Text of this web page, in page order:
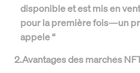
disponible et est mis en
pour la première fois—un
appelé “
2.Avantages des marchés